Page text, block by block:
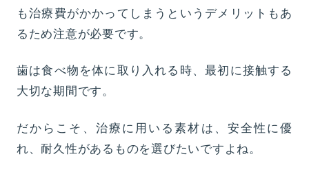
も治療費がかかってしまうというデメリットもあ
るため注意が必要です。
歯は食べ物を体に取り入れる時、最初に接触する
大切な期間です。
だからこそ、治療に用いる素材は、安全性に優
れ、耐久性があるものを選びたいですよね。